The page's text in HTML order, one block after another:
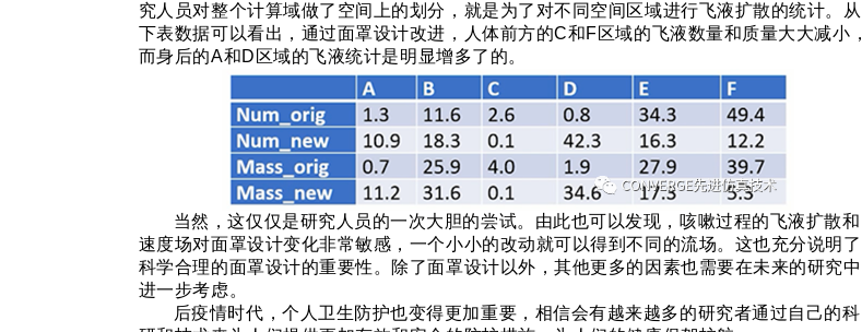
究人员对整个计算域做了空间上的划分，就是为了对不同空间区域进行飞液扩散的统计。从
下表数据可以看出，通过面罩设计改进，人体前方的C和F区域的飞液数量和质量大大减小，
而身后的A和D 区域的飞液统计是明显增多了的。
当然，这仅仅是研究人员的一次大胆的尝试。由此也可以发现，咳嗽过程的飞液扩散和
速度场对面罩设计变化非常敏感，一个小小的改动就可以得到不同的流场。这也充分说明了
科学合理的面罩设计的重要性。除了面罩设计以外，其他更多的因素也需要在未来的研究中
进一步考虑。
后疫情时代，个人卫生防护也变得更加重要，相信会有越来越多的研究者通过自己的科